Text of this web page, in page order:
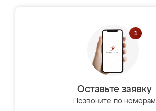
Оставьте заявку
Позвоните по номерам